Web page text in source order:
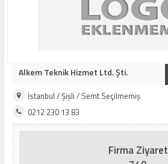
Alkem Teknik Hizmet Ltd. Şti.
İstanbul / Şişli / Semt Seçilmemiş
0212 230 13 83
Firma Ziyaret